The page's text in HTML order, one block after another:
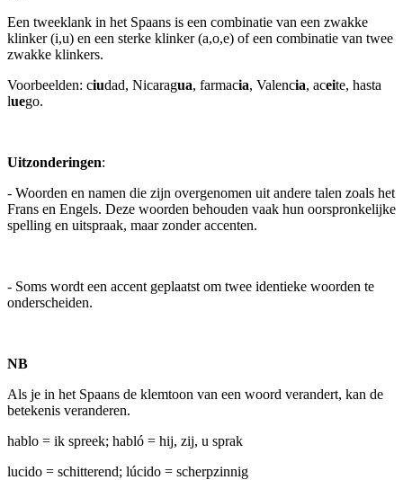
Een tweeklank in het Spaans is een combinatie van een zwakke
klinker (i,u) en een sterke klinker (a,o,e) of een combinatie van twee
zwakke klinkers.
Voorbeelden: ciudad, Nicaragua, farmacia, Valencia, aceite, hasta
luego.
Uitzonderingen:
- Woorden en namen die zijn overgenomen uit andere talen zoals het
Frans en Engels. Deze woorden behouden vaak hun oorspronkelijke
spelling en uitspraak, maar zonder accenten.
- Soms wordt een accent geplaatst om twee identieke woorden te
onderscheiden.
NB
Als je in het Spaans de klemtoon van een woord verandert, kan de
betekenis veranderen.
hablo = ik spreek; habló = hij, zij, u sprak
lucido = schitterend; lúcido = scherpzinnig